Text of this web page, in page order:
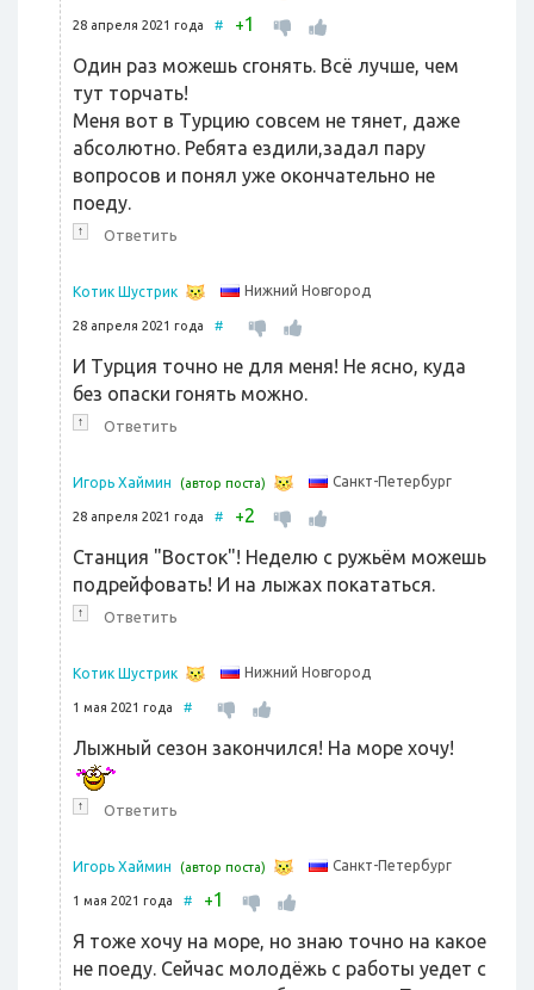
28 апреля 2021 года # +1
Один раз можешь сгонять. Всё лучше, чем
тут торчать!
Меня вот в Турцию совсем не тянет, даже
абсолютно. Ребята ездили,задал пару
вопросов и понял уже окончательно не
поеду.
↑ Ответить
Котик Шустрик Нижний Новгород
28 апреля 2021 года #
И Турция точно не для меня! Не ясно, куда
без опаски гонять можно.
↑ Ответить
Игорь Хаймин (автор поста) Санкт-Петербург
28 апреля 2021 года # +2
Станция "Восток"! Неделю с ружьём можешь
подрейфовать! И на лыжах покататься.
↑ Ответить
Котик Шустрик Нижний Новгород
1 мая 2021 года #
Лыжный сезон закончился! На море хочу!
↑ Ответить
Игорь Хаймин (автор поста) Санкт-Петербург
1 мая 2021 года # +1
Я тоже хочу на море, но знаю точно на какое
не поеду. Сейчас молодёжь с работы уедет с